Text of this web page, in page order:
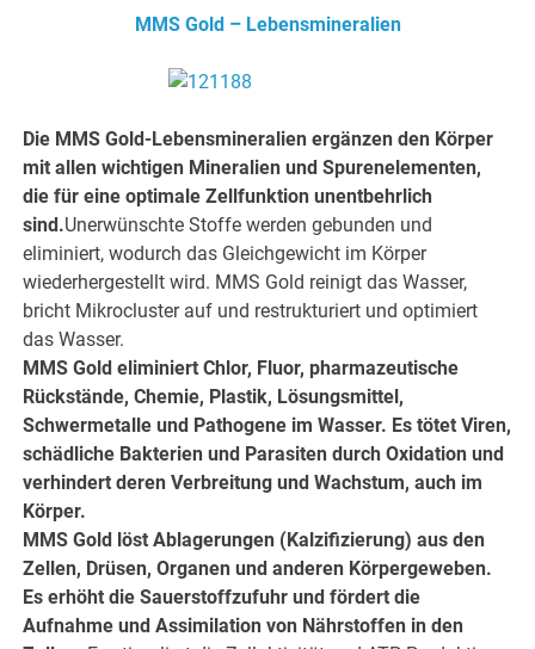
MMS Gold – Lebensmineralien
Die MMS Gold-Lebensmineralien ergänzen den Körper
mit allen wichtigen Mineralien und Spurenelementen,
die für eine optimale Zellfunktion unentbehrlich
sind.Unerwünschte Stoffe werden gebunden und
eliminiert, wodurch das Gleichgewicht im Körper
wiederhergestellt wird. MMS Gold reinigt das Wasser,
bricht Mikrocluster auf und restrukturiert und optimiert
das Wasser.
MMS Gold eliminiert Chlor, Fluor, pharmazeutische
Rückstände, Chemie, Plastik, Lösungsmittel,
Schwermetalle und Pathogene im Wasser. Es tötet Viren,
schädliche Bakterien und Parasiten durch Oxidation und
verhindert deren Verbreitung und Wachstum, auch im
Körper.
MMS Gold löst Ablagerungen (Kalzifizierung) aus den
Zellen, Drüsen, Organen und anderen Körpergeweben.
Es erhöht die Sauerstoffzufuhr und fördert die
Aufnahme und Assimilation von Nährstoffen in den